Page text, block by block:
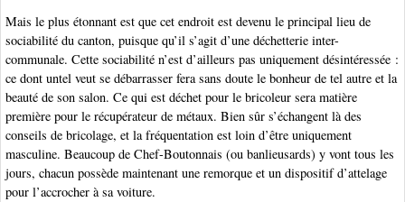
Mais le plus étonnant est que cet endroit est devenu le principal lieu de
sociabilité du canton, puisque qu’il s’agit d’une déchetterie inter-
communale. Cette sociabilité n’est d’ailleurs pas uniquement désintéressée :
ce dont untel veut se débarrasser fera sans doute le bonheur de tel autre et la
beauté de son salon. Ce qui est déchet pour le bricoleur sera matière
première pour le récupérateur de métaux. Bien sûr s’échangent là des
conseils de bricolage, et la fréquentation est loin d’être uniquement
masculine. Beaucoup de Chef-Boutonnais (ou banlieusards) y vont tous les
jours, chacun possède maintenant une remorque et un dispositif d’attelage
pour l’accrocher à sa voiture.